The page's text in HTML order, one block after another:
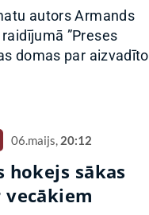
autors Armands
”Preses
domas par aizvadīto
06.maijs, 20:12
hokejs sākas
vecākiem